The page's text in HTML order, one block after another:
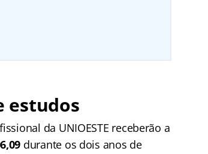
estudos
da UNIOESTE receberão a
durante os dois anos de